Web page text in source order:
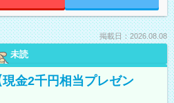
掲載日：2026.08.08
未読
金2千円相当プレゼン